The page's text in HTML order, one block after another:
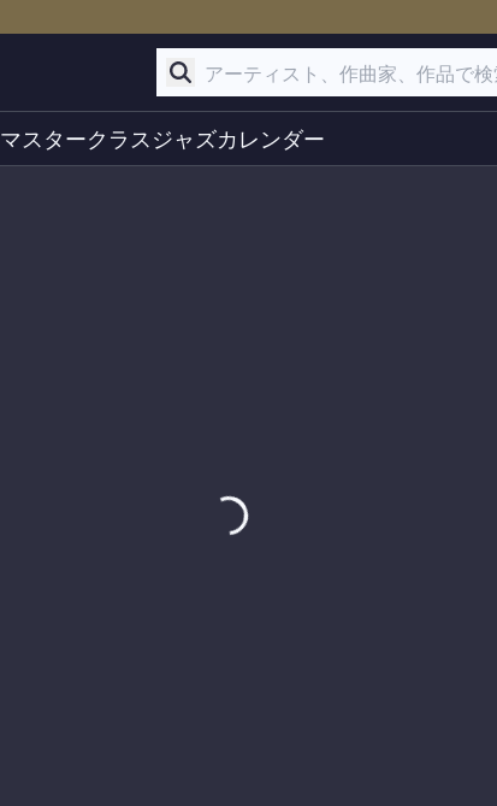
マスタークラス ジャズカレンダー